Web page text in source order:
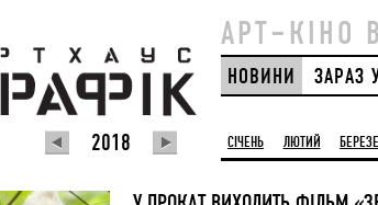
АРТ–КІНО
НОВИНИ ЗАРАЗ
2018 СІЧЕНЬ ЛЮТИЙ